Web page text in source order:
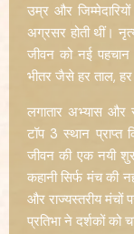
उम्र और
अग्रसर होती थीं।
जीवन को नई पहचान
भीतर जैसे हर ताल,
लगातार अभ्यास और
टॉप 3 स्थान
जीवन की एक नयी
कहानी सिर्फ मंच की
और राज्यस्तरीय मंचों
प्रतिभा ने दर्शकों को